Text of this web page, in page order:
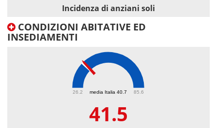
Incidenza di anziani soli
CONDIZIONI ABITATIVE ED
INSEDIAMENTI
media Italia 40.7
26.2 85.6
41.5